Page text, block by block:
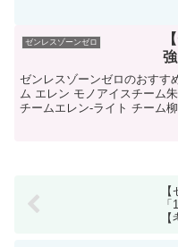
ゼンレスゾーンゼロ
ゼンレスゾーンゼロのおすす
ム エレン モノアイスチーム
チームエレン-ライト チーム
【